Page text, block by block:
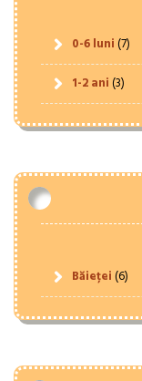
0-6 luni(7)
1-2 ani(3)
Băieței(6)